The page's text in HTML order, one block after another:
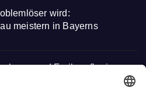
wird:
meistern in Bayerns
und Freiberufler in